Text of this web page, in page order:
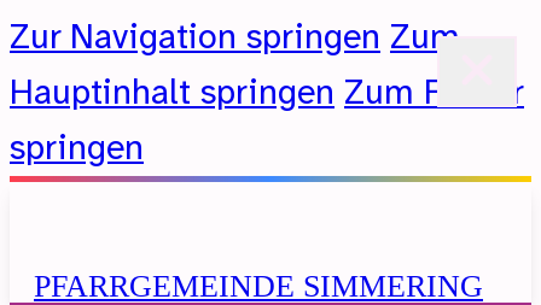
Zur Navigation springen Zum
Hauptinhalt springen Zum Footer
springen
PFARRGEMEINDE SIMMERING